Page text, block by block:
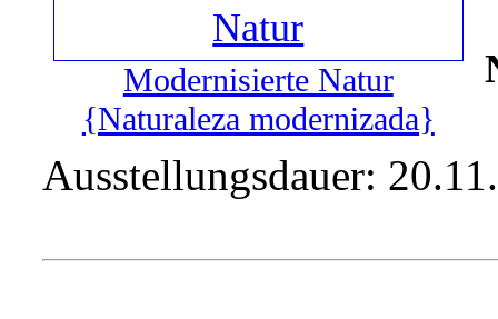
Modernisierte Natur
{Naturaleza modernizada}
Ausstellungsdauer: